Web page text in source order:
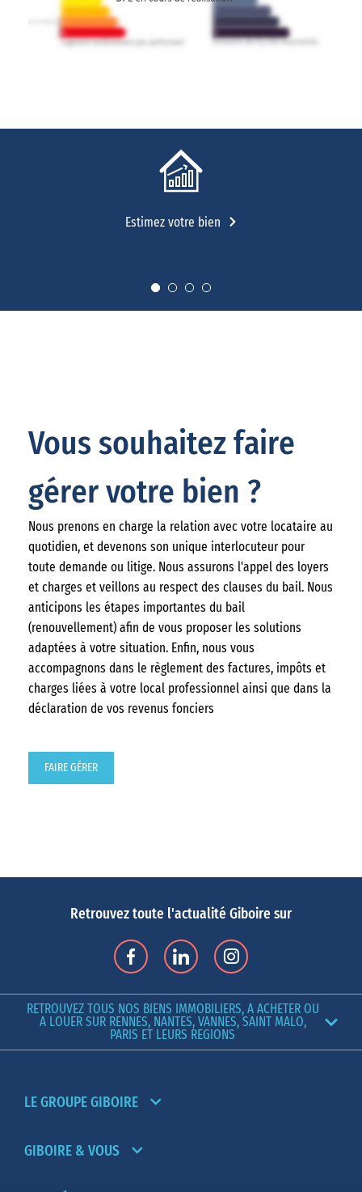
Estimez votre bien
Vous souhaitez faire
gérer votre bien ?
Nous prenons en charge la relation avec votre locataire au
quotidien, et devenons son unique interlocuteur pour
toute demande ou litige. Nous assurons l'appel des loyers
et charges et veillons au respect des clauses du bail. Nous
anticipons les étapes importantes du bail
(renouvellement) afin de vous proposer les solutions
adaptées à votre situation. Enfin, nous vous
accompagnons dans le règlement des factures, impôts et
charges liées à votre local professionnel ainsi que dans la
déclaration de vos revenus fonciers
FAIRE GÉRER
Retrouvez toute l'actualité Giboire sur
RETROUVEZ TOUS NOS BIENS IMMOBILIERS, A ACHETER OU
A LOUER SUR RENNES, NANTES, VANNES, SAINT MALO,
PARIS ET LEURS REGIONS
LE GROUPE GIBOIRE
GIBOIRE & VOUS